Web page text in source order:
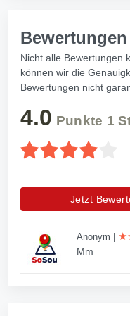
Bewertungen
Nicht alle Bewertungen
können wir die
Bewertungen nicht
4.0 Punkte 1
Jetzt
Anonym
Mm